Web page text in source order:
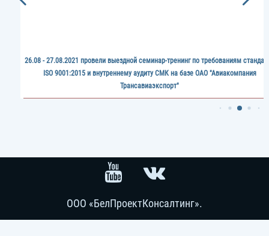
26.08 - 27.08.2021 провели выездной семинар-тренинг по требованиям
ISO 9001:2015 и внутреннему аудиту СМК на базе ОАО "Авиакомпания
Трансавиаэкспорт"
ООО «БелПроектКонсалтинг».